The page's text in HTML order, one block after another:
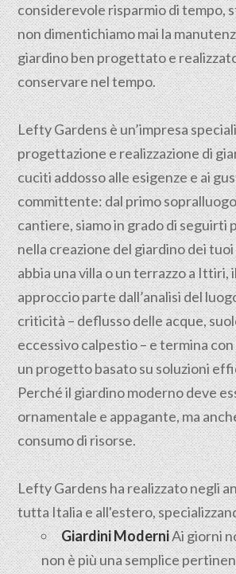
considerevole risparmio di tempo,
non dimentichiamo mai la
giardino ben progettato e
conservare nel tempo.
Lefty Gardens è un’impresa
progettazionee realizzazione di
cuciti addosso alle esigenze e ai
committente: dal primo
cantiere, siamo in grado di seguirti
nella creazione del giardino dei
abbia una villa o un terrazzo a Ittiri,
approccio parte dall’analisi del
criticità – deflusso delle acque,
eccessivo calpestio – e termina con
un progetto basato su soluzioni
Perché il giardino moderno deve
ornamentale e appagante, ma
consumo di risorse.
Lefty Gardens ha realizzato negli
tutta Italia e all'estero,
Giardini ModerniAi giorni
non è più una semplice